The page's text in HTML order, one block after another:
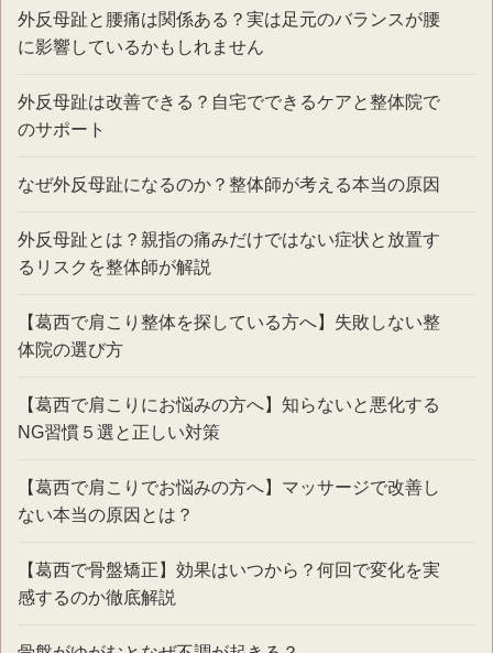
外反母趾と腰痛は関係ある？実は足元のバランスが腰
に影響しているかもしれません
外反母趾は改善できる？自宅でできるケアと整体院で
のサポート
なぜ外反母趾になるのか？整体師が考える本当の原因
外反母趾とは？親指の痛みだけではない症状と放置す
るリスクを整体師が解説
【葛西で肩こり整体を探している方へ】失敗しない整
体院の選び方
【葛西で肩こりにお悩みの方へ】知らないと悪化する
NG習慣５選と正しい対策
【葛西で肩こりでお悩みの方へ】マッサージで改善し
ない本当の原因とは？
【葛西で骨盤矯正】効果はいつから？何回で変化を実
感するのか徹底解説